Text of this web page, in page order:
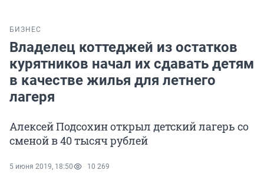
БИЗНЕС
Владелец коттеджей из остатков
курятников начал их сдавать детям
в качестве жилья для летнего
лагеря
Алексей Подсохин открыл детский лагерь со
сменой в 40 тысяч рублей
5 июня 2019, 18:50 10 269